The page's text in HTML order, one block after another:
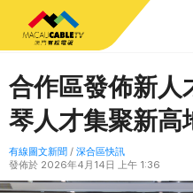
合作區發佈新人
琴人才集聚新高
有線圖文新聞 / 深合區快訊
發佈於 2026年4月14日 上午 1:36